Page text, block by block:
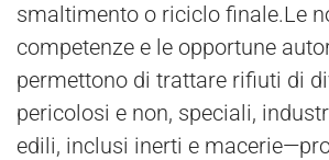
smaltimento o riciclo finale.Le
competenze e le opportune
permettono di trattare rifiuti di
pericolosi e non, speciali,
edili, inclusi inerti e